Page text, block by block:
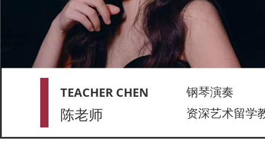
TEACHER CHEN
陈老师
钢琴演奏
资深艺术留学